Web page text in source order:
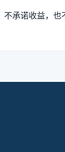
承诺收益，也